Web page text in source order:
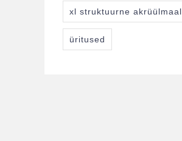
xl struktuurne akrüülmaal
üritused